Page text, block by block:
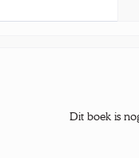
Dit boek is